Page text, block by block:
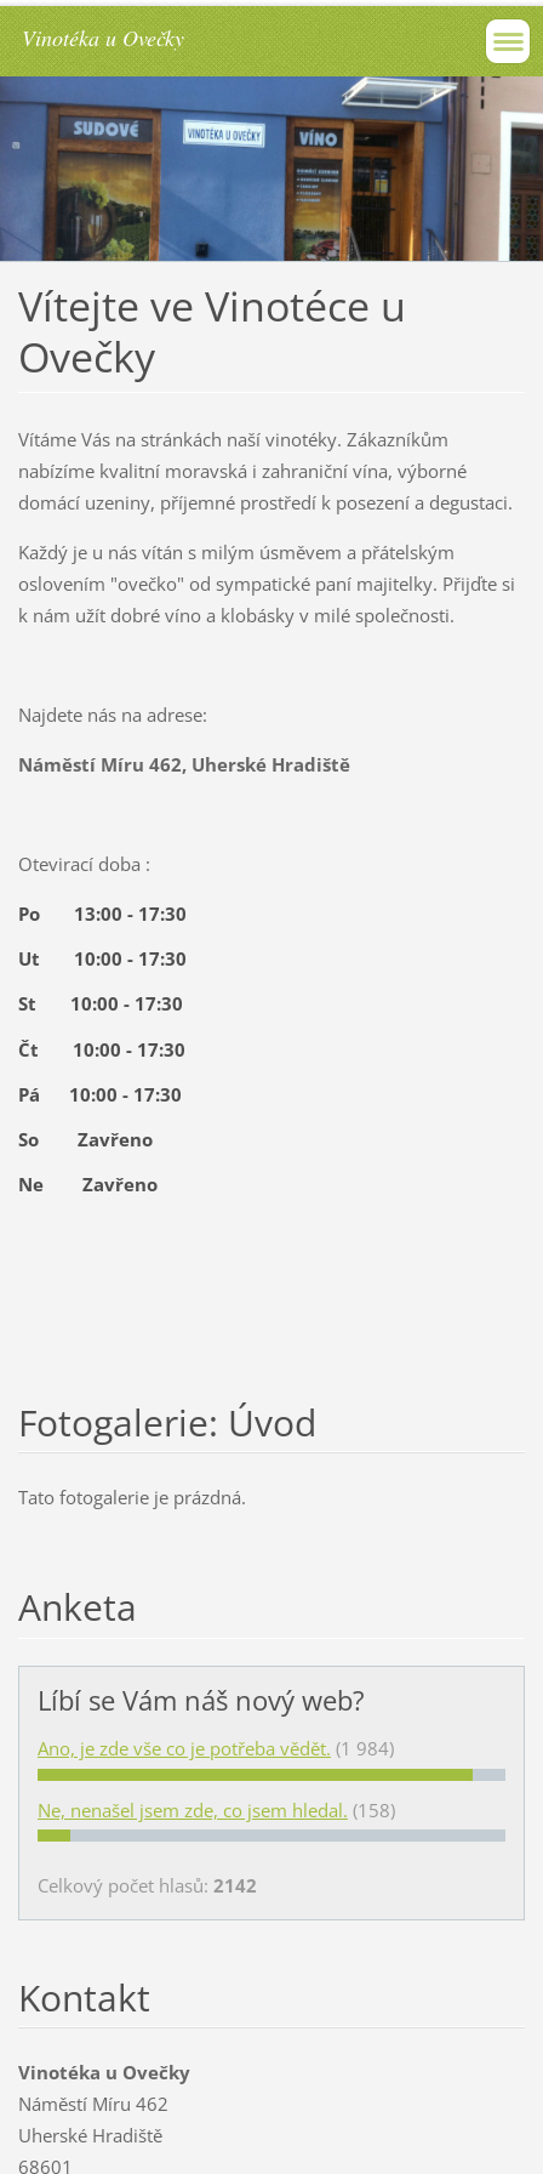
Vinotéka u Ovečky
Vítejte ve Vinotéce u
Ovečky
Vítáme Vás na stránkách naší vinotéky. Zákazníkům
nabízíme kvalitní moravská i zahraniční vína, výborné
domácí uzeniny, příjemné prostředí k posezení a degustaci.
Každý je u nás vítán s milým úsměvem a přátelským
oslovením "ovečko" od sympatické paní majitelky. Přijďte si
k nám užít dobré víno a klobásky v milé společnosti.
Najdete nás na adrese:
Náměstí Míru 462, Uherské Hradiště
Otevirací doba :
Po
13:00 - 17:30
Ut 10:00 - 17:30
St 10:00 - 17:30
Čt 10:00 - 17:30
Pá 10:00 - 17:30
So
Zavřeno
Ne
Zavřeno
Fotogalerie: Úvod
Tato fotogalerie je prázdná.
Anketa
Líbí se Vám náš nový web?
Ano, je zde vše co je potřeba vědět. (1 984)
Ne, nenašel jsem zde, co jsem hledal. (158)
Celkový počet hlasů: 2142
Kontakt
Vinotéka u Ovečky
Náměstí Míru 462
Uherské Hradiště
68601